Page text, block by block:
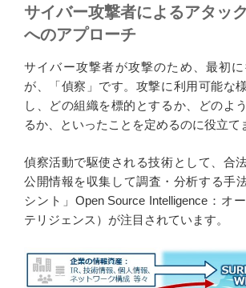
サイバー攻撃者によるアタッ
へのアプローチ
サイバー攻撃者が攻撃のため、最初
が、「偵察」です。攻撃に利用可能な
し、どの組織を標的とするか、どのよ
るか、といったことを定めるのに役立て
偵察活動で駆使される技術として、合
公開情報を収集して調査・分析する手
シント」Open Source Intelligence：オ
テリジェンス）が注目されています。